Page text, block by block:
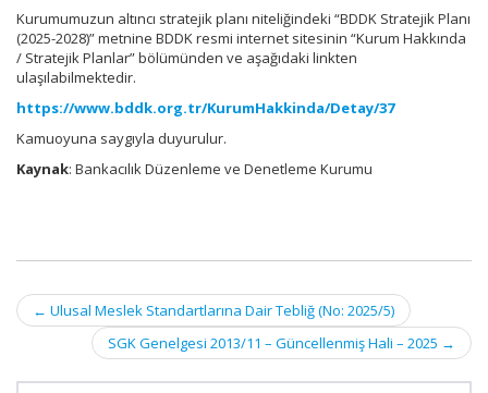
Kurumumuzun altıncı stratejik planı niteliğindeki “BDDK Stratejik Planı
(2025-2028)” metnine BDDK resmi internet sitesinin “Kurum Hakkında
/ Stratejik Planlar” bölümünden ve aşağıdaki linkten
ulaşılabilmektedir.
https://www.bddk.org.tr/KurumHakkinda/Detay/37
Kamuoyuna saygıyla duyurulur.
Kaynak: Bankacılık Düzenleme ve Denetleme Kurumu
Post
navigation
← Ulusal Meslek Standartlarına Dair Tebliğ (No: 2025/5)
SGK Genelgesi 2013/11 – Güncellenmiş Hali – 2025 →